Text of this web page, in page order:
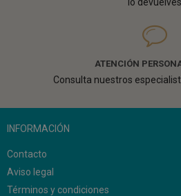
ATENCIÓN
Consulta nuestros
INFORMACIÓN
Contacto
Aviso legal
Términos y condiciones